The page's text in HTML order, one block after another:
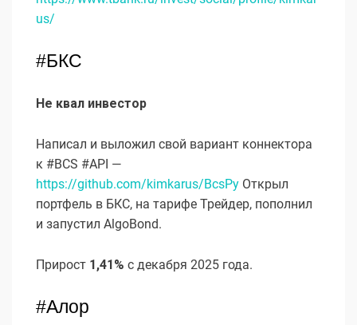
us/
#БКС
Не квал инвестор
Написал и выложил свой вариант коннектора
к #BCS #API —
https://github.com/kimkarus/BcsPy Открыл
портфель в БКС, на тарифе Трейдер, пополнил
и запустил AlgoBond.
Прирост 1,41% с декабря 2025 года.
#Алор